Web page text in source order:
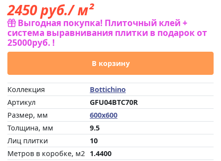
2450руб./ м²
Выгодная покупка! Плиточный клей +
система выравнивания плитки в подарок от
25000руб. !
В корзину
Коллекция
Bottichino
Артикул
GFU04BTC70R
Размер, мм
600x600
Толщина, мм
9.5
Лиц плитки
10
Метров в коробке, м2 1.4400